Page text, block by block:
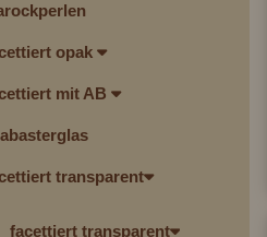
opak
mit AB
transparent
facettiert transparent